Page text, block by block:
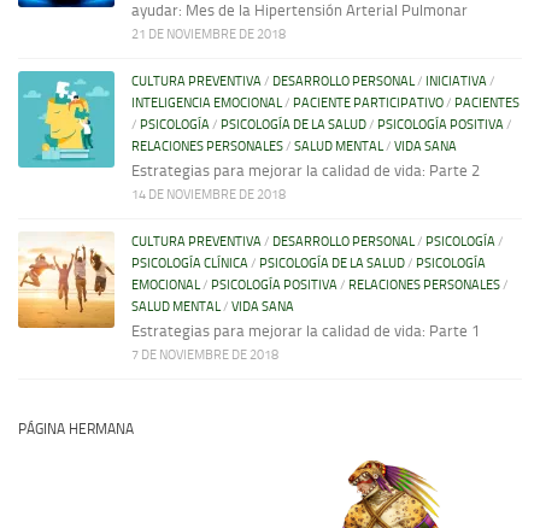
ayudar: Mes de la Hipertensión Arterial Pulmonar
21 DE NOVIEMBRE DE 2018
CULTURA PREVENTIVA/ DESARROLLO PERSONAL/ INICIATIVA/
INTELIGENCIA EMOCIONAL/ PACIENTE PARTICIPATIVO/ PACIENTES
/ PSICOLOGÍA/ PSICOLOGÍA DE LA SALUD/ PSICOLOGÍA POSITIVA/
RELACIONES PERSONALES/ SALUD MENTAL/ VIDA SANA
Estrategias para mejorar la calidad de vida: Parte 2
14 DE NOVIEMBRE DE 2018
CULTURA PREVENTIVA/ DESARROLLO PERSONAL/ PSICOLOGÍA/
PSICOLOGÍA CLÍNICA/ PSICOLOGÍA DE LA SALUD/ PSICOLOGÍA
EMOCIONAL/ PSICOLOGÍA POSITIVA/ RELACIONES PERSONALES/
SALUD MENTAL/ VIDA SANA
Estrategias para mejorar la calidad de vida: Parte 1
7 DE NOVIEMBRE DE 2018
PÁGINA HERMANA